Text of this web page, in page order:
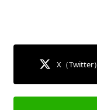
X（Twitter）